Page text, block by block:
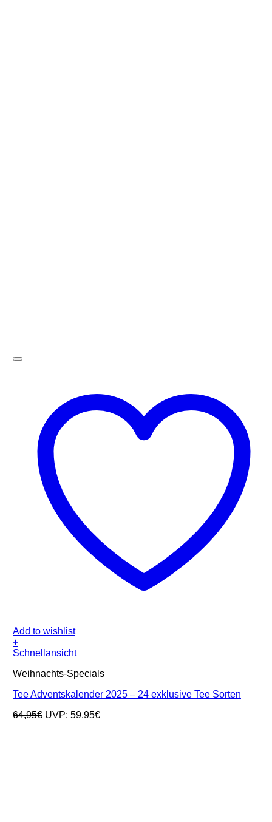
Add to wishlist
+
Schnellansicht
Weihnachts-Specials
Tee Adventskalender 2025 – 24 exklusive Tee Sorten
64,95€ Ursprünglicher
UVP: 59,95€Aktueller